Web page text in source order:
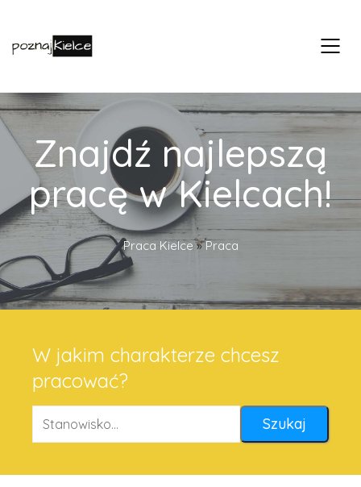
Znajdź najlepszą
pracę w Kielcach!
Praca Kielce»Praca
W jakim charakterze chcesz
pracować?